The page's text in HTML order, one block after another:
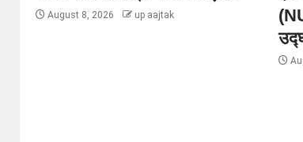
August 8, 2026 up aajtak